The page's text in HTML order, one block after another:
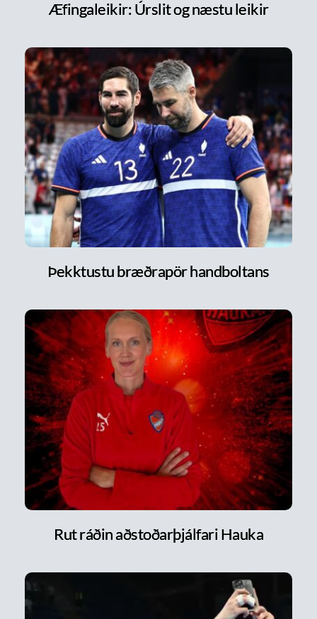
Æfingaleikir: Úrslit og næstu leikir
Þekktustu bræðrapör handboltans
Rut ráðin aðstoðarþjálfari Hauka